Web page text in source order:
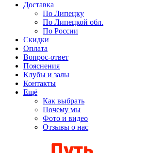
Доставка
По Липецку
По Липецкой обл.
По России
Скидки
Оплата
Вопрос-ответ
Пояснения
Клубы и залы
Контакты
Ещё
Как выбрать
Почему мы
Фото и видео
Отзывы о нас